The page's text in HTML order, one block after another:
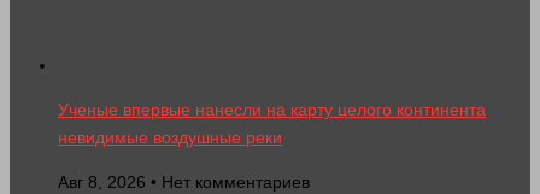
Ученые впервые нанесли на карту целого континента
невидимые воздушные реки
Авг 8, 2026 • Нет комментариев